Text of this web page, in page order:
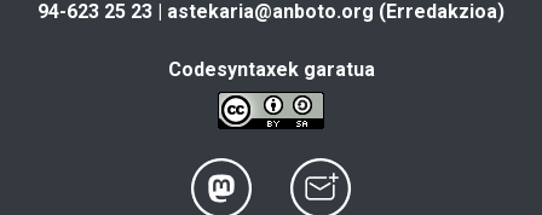
94-623 25 23 | astekaria@anboto.org (Erredakzioa)
Codesyntaxek garatua